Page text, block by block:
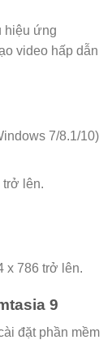
hiệu ứng
video hấp dẫn
7/8.1/10)
trở lên.
x 786 trở lên.
9
đặt phần mềm